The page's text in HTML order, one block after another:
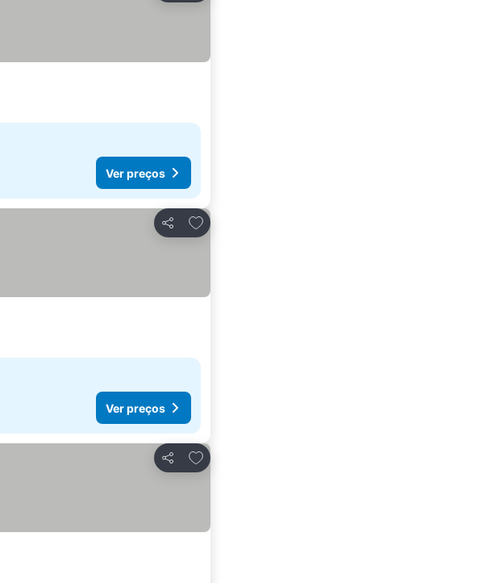
Ver preços
Partilhar
Adicionar aos favoritos
Ver preços
Partilhar
Adicionar aos favoritos